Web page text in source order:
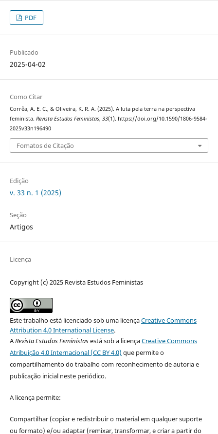
PDF
Publicado
2025-04-02
Como Citar
Corrêa, A. E. C., & Oliveira, K. R. A. (2025). A luta pela terra na perspectiva
feminista. Revista Estudos Feministas, 33(1). https://doi.org/10.1590/1806-9584-
2025v33n196490
Fomatos de Citação
Edição
v. 33 n. 1 (2025)
Seção
Artigos
Licença
Copyright (c) 2025 Revista Estudos Feministas
Este trabalho está licenciado sob uma licençaCreative Commons
Attribution 4.0 International License.
ARevista Estudos Feministasestá sob a licençaCreative Commons
Atribuição 4.0 Internacional (CC BY 4.0) que permite o
compartilhamento do trabalho com reconhecimento de autoria e
publicação inicial neste periódico.
A licença permite:
Compartilhar (copiar e redistribuir o material em qualquer suporte
ou formato) e/ou adaptar (remixar, transformar, e criar a partir do